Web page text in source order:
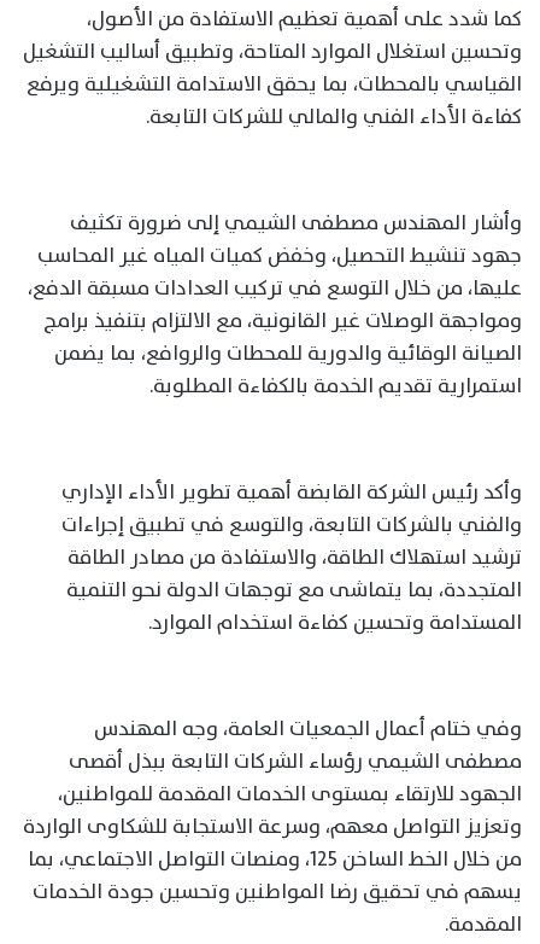
كما شدد على أهمية تعظيم الاستفادة من الأصول،
وتحسين استغلال الموارد المتاحة، وتطبيق أساليب التشغيل
القياسي بالمحطات، بما يحقق الاستدامة التشغيلية ويرفع
كفاءة الأداء الفني والمالي للشركات التابعة.
وأشار المهندس مصطفى الشيمي إلى ضرورة تكثيف
جهود تنشيط التحصيل، وخفض كميات المياه غير المحاسب
عليها، من خلال التوسع في تركيب العدادات مسبقة الدفع،
ومواجهة الوصلات غير القانونية، مع الالتزام بتنفيذ برامج
الصيانة الوقائية والدورية للمحطات والروافع، بما يضمن
استمرارية تقديم الخدمة بالكفاءة المطلوبة.
وأكد رئيس الشركة القابضة أهمية تطوير الأداء الإداري
والفني بالشركات التابعة، والتوسع في تطبيق إجراءات
ترشيد استهلاك الطاقة، والاستفادة من مصادر الطاقة
المتجددة، بما يتماشى مع توجهات الدولة نحو التنمية
المستدامة وتحسين كفاءة استخدام الموارد.
وفي ختام أعمال الجمعيات العامة، وجه المهندس
مصطفى الشيمي رؤساء الشركات التابعة ببذل أقصى
الجهود للارتقاء بمستوى الخدمات المقدمة للمواطنين،
وتعزيز التواصل معهم، وسرعة الاستجابة للشكاوى الواردة
من خلال الخط الساخن 125، ومنصات التواصل الاجتماعي، بما
يسهم في تحقيق رضا المواطنين وتحسين جودة الخدمات
المقدمة.